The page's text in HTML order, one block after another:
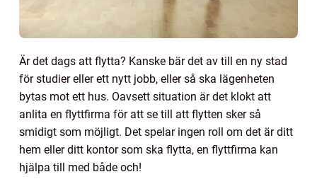
Är det dags att flytta? Kanske bär det av till en ny stad
för studier eller ett nytt jobb, eller så ska lägenheten
bytas mot ett hus. Oavsett situation är det klokt att
anlita en flyttfirma för att se till att flytten sker så
smidigt som möjligt. Det spelar ingen roll om det är ditt
hem eller ditt kontor som ska flytta, en flyttfirma kan
hjälpa till med både och!